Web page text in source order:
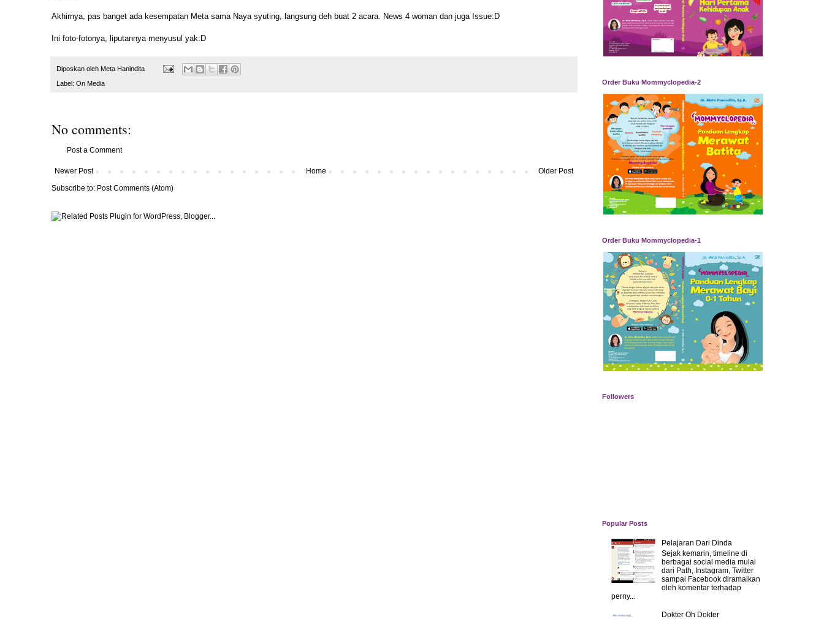
Akhirnya, pas banget ada kesempatan Meta sama Naya syuting, langsung deh buat 2 acara. News 4 woman dan juga Issue:D
Ini foto-fotonya, liputannya menyusul yak:D
Diposkan oleh Meta Hanindita
Label: On Media
No comments:
Post a Comment
Newer Post Older Post
Home
Subscribe to: Post Comments (Atom)
Order Buku Mommyclopedia-2
Order Buku Mommyclopedia-1
Followers
Popular Posts
Pelajaran Dari Dinda
Sejak kemarin, timeline di
berbagai social media mulai
dari Path, Instagram, Twitter
sampai Facebook diramaikan
oleh komentar terhadap
perny...
Dokter Oh Dokter